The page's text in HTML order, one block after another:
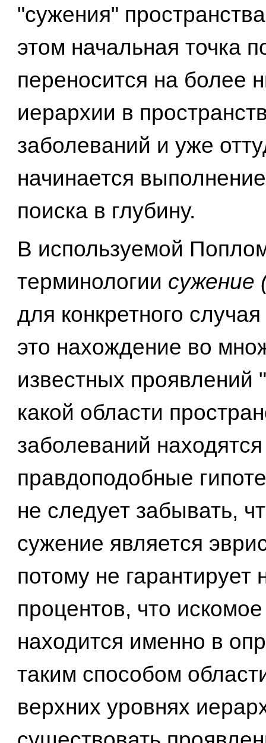
"сужения"
этом начальная точка
переносится на более
иерархии в
заболеваний и уже
начинается
поиска в глубину.
В используемой
терминологии сужение
для конкретного
это нахождение во
известных проявлений
какой области
заболеваний находятся
правдоподобные
не следует забывать,
сужение является
потому не гарантирует
процентов, что
находится именно в
таким способом
верхних уровнях